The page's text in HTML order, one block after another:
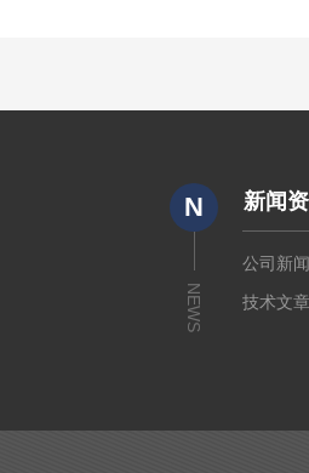
N
NEWS
新闻
公司新
技术文